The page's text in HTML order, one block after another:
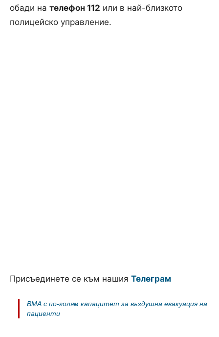
обади на телефон 112 или в най-близкото
полицейско управление.
Присъединете се към нашия Телеграм
ВМА с по-голям капацитет за въздушна евакуация на
пациенти